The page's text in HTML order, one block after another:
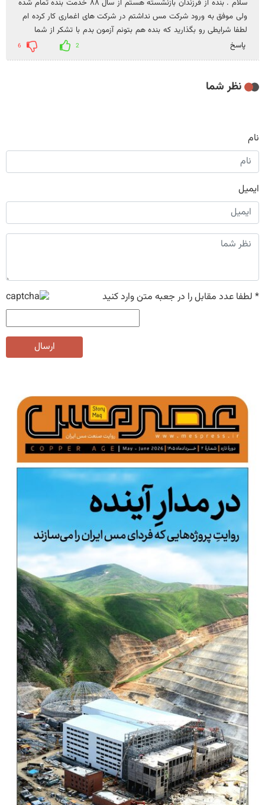
سلام . بنده از فرزندان بازنشسته هستم از سال ۸۸ خدمت بنده تمام شده
ولی موفق به ورود شرکت مس نداشتم در شرکت های اغماری کار کرده ام
لطفا شرایطی رو بگذارید که بنده هم بتونم آزمون بدم با تشکر از شما
پاسخ 2
6
نظر شما
نام
ایمیل
* لطفا عدد مقابل را در جعبه متن وارد کنید
ارسال